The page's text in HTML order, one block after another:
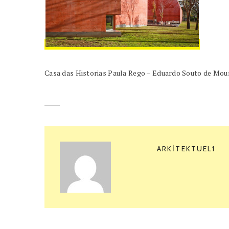
Casa das Historias Paula Rego – Eduardo Souto de
ARKITEKTUEL1